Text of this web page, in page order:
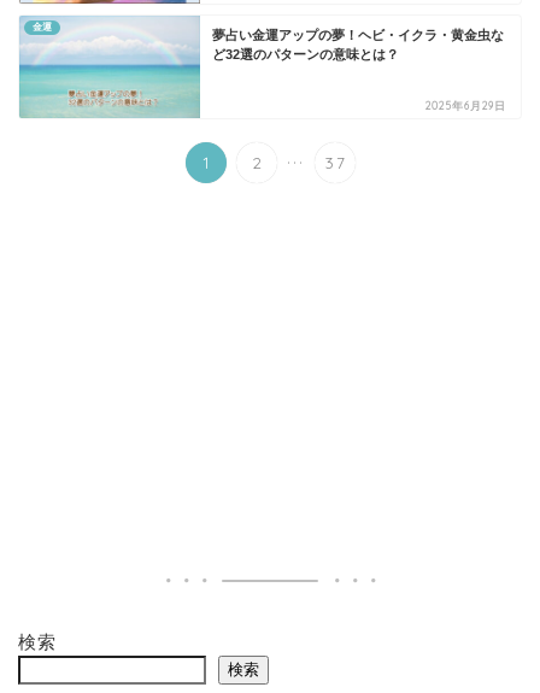
金運
夢占い金運アップの夢！ヘビ・イクラ・黄金虫な
ど32選のパターンの意味とは？
2025年6月29日
1 2 ... 37
検索
検索